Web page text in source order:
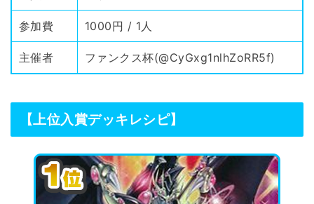
参加費 1000円 / 1人
主催者 ファンクス杯(@CyGxg1nlhZoRR5f)
【上位入賞デッキレシピ】